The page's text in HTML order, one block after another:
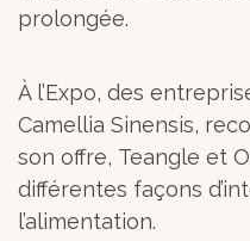
prolongée.
À l’Expo, des
Camellia Sinensis,
son offre, Teangle et
différentes façons
l’alimentation.